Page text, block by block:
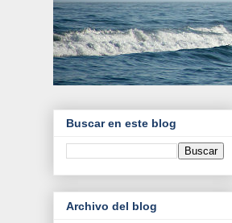
Buscar en este blog
Archivo del blog